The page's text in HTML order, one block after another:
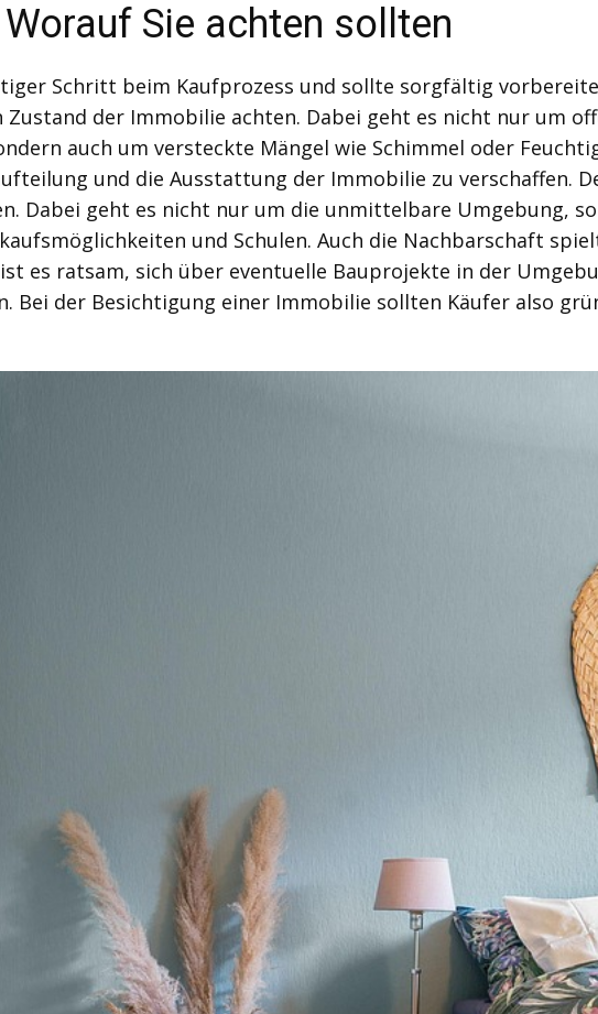
Sie achten sollten
Schritt beim Kaufprozess und sollte sorgfältig
der Immobilie achten. Dabei geht es nicht nur um
auch um versteckte Mängel wie Schimmel oder
und die Ausstattung der Immobilie zu verschaffen.
Dabei geht es nicht nur um die unmittelbare Umgebung,
und Schulen. Auch die Nachbarschaft
es ratsam, sich über eventuelle Bauprojekte in der
Bei der Besichtigung einer Immobilie sollten Käufer also